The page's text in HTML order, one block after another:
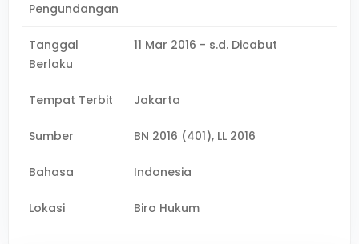
Pengundangan
Tanggal
Berlaku
11 Mar 2016 - s.d. Dicabut
Tempat Terbit Jakarta
Sumber BN 2016 (401), LL 2016
Bahasa Indonesia
Lokasi Biro Hukum